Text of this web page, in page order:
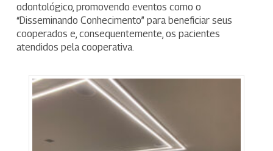
odontológico, promovendo eventos como o
“Disseminando Conhecimento” para beneficiar seus
cooperados e, consequentemente, os pacientes
atendidos pela cooperativa.